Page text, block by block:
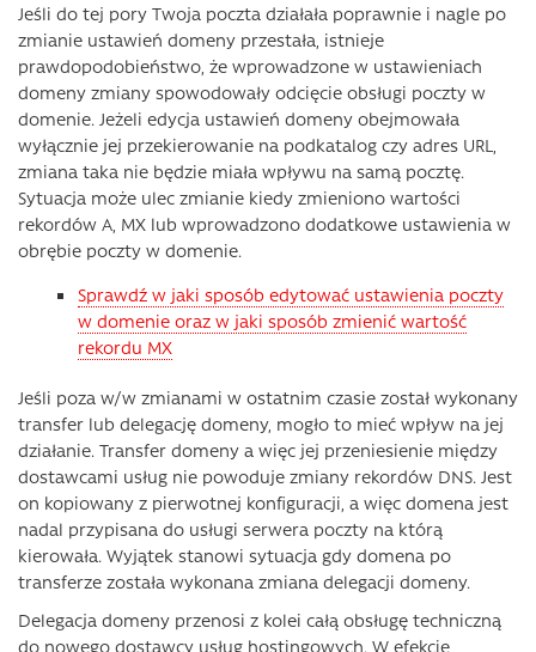
Jeśli do tej pory Twoja poczta działała poprawnie i nagle po
zmianie ustawień domeny przestała, istnieje
prawdopodobieństwo, że wprowadzone w ustawieniach
domeny zmiany spowodowały odcięcie obsługi poczty w
domenie. Jeżeli edycja ustawień domeny obejmowała
wyłącznie jej przekierowanie na podkatalog czy adres URL,
zmiana taka nie będzie miała wpływu na samą pocztę.
Sytuacja może ulec zmianie kiedy zmieniono wartości
rekordów A, MX lub wprowadzono dodatkowe ustawienia w
obrębie poczty w domenie.
Sprawdź w jaki sposób edytować ustawienia poczty
w domenie oraz w jaki sposób zmienić wartość
rekordu MX
Jeśli poza w/w zmianami w ostatnim czasie został wykonany
transfer lub delegację domeny, mogło to mieć wpływ na jej
działanie. Transfer domeny a więc jej przeniesienie między
dostawcami usług nie powoduje zmiany rekordów DNS. Jest
on kopiowany z pierwotnej konfiguracji, a więc domena jest
nadal przypisana do usługi serwera poczty na którą
kierowała. Wyjątek stanowi sytuacja gdy domena po
transferze została wykonana zmiana delegacji domeny.
Delegacja domeny przenosi z kolei całą obsługę techniczną
do nowego dostawcy usług hostingowych. W efekcie